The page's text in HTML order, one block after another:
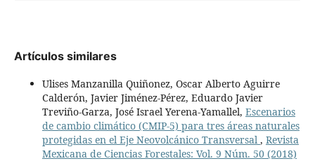
Artículos similares
Ulises Manzanilla Quiñonez, Oscar Alberto Aguirre
Calderón, Javier Jiménez-Pérez, Eduardo Javier
Treviño-Garza, José Israel Yerena-Yamallel, Escenarios
de cambio climático (CMIP-5) para tres áreas naturales
protegidas en el Eje Neovolcánico Transversal , Revista
Mexicana de Ciencias Forestales: Vol. 9 Núm. 50 (2018)